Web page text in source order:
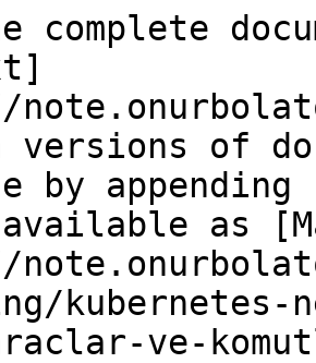
complete
versions of
by
as
kubernetes-
ve-